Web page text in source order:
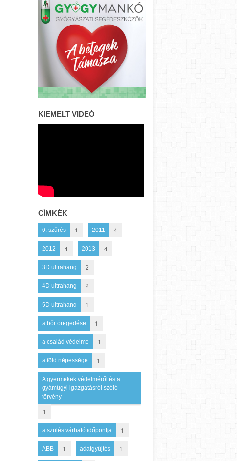
KIEMELT VIDEÓ
CÍMKÉK
0. szűrés 1 2011 4
2012 4 2013 4
3D ultrahang 2
4D ultrahang 2
5D ultrahang 1
a bőr öregedése 1
a család védelme 1
a föld népessége 1
A gyermekek védelméről és a
gyámügyi igazgatásról szóló
törvény
1
a szülés várható időpontja 1
ABB 1 adatgyűjtés 1